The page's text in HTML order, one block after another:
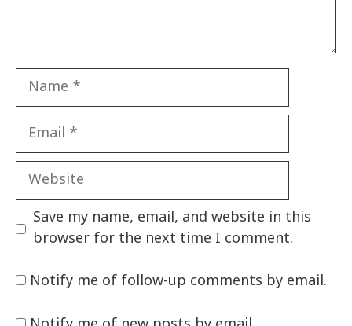
Name
Email
Website
Save my name, email, and website in this
browser for the next time I comment.
Notify me of follow-up comments by email.